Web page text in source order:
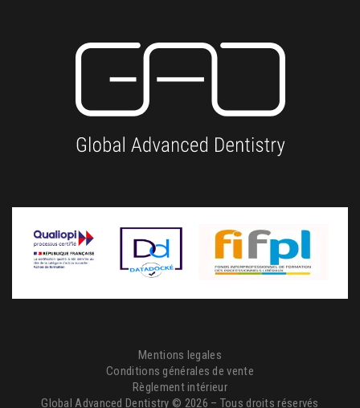
Mentions legales
Conditions générales de vente
Règlement intérieur
Global Advanced Dentistry © 2026 – Tous droits réservés